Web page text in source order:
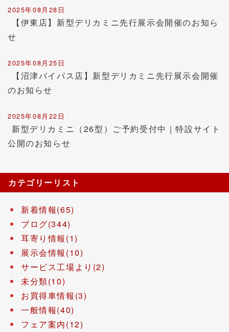
2025年08月28日
【伊東店】新型デリカミニ先行展示会開催のお知ら
せ
2025年08月25日
【沼津バイパス店】新型デリカミニ先行展示会開催
のお知らせ
2025年08月22日
新型デリカミニ（26型）ご予約受付中｜特設サイト
公開のお知らせ
カテゴリーリスト
新着情報(65)
ブログ(344)
耳寄り情報(1)
展示会情報(10)
サービス工場より(2)
未分類(10)
お買得車情報(3)
一般情報(40)
フェア案内(12)